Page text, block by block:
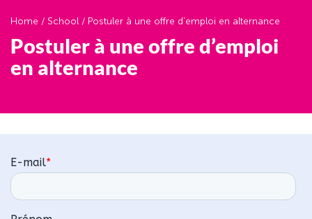
Home / School / Postuler à une offre d’emploi en alternance
Postuler à une offre d’emploi
en alternance